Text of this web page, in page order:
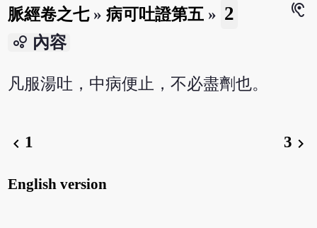
脈經卷之七»病可吐證第五 » 2
hearing
bubble_chart 內容
凡服湯吐，中病便止，不必盡劑也。
chevron_left 1 3 chevron_right
English version